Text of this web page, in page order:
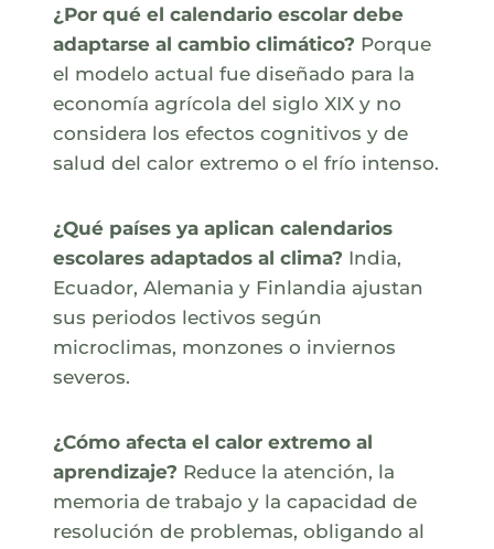
¿Por qué el calendario escolar debe
adaptarse al cambio climático? Porque
el modelo actual fue diseñado para la
economía agrícola del siglo XIX y no
considera los efectos cognitivos y de
salud del calor extremo o el frío intenso.
¿Qué países ya aplican calendarios
escolares adaptados al clima? India,
Ecuador, Alemania y Finlandia ajustan
sus periodos lectivos según
microclimas, monzones o inviernos
severos.
¿Cómo afecta el calor extremo al
aprendizaje? Reduce la atención, la
memoria de trabajo y la capacidad de
resolución de problemas, obligando al